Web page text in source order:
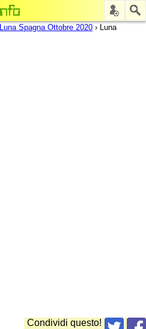
Luna Spagna Ottobre 2020 › Luna
Condividi questo!